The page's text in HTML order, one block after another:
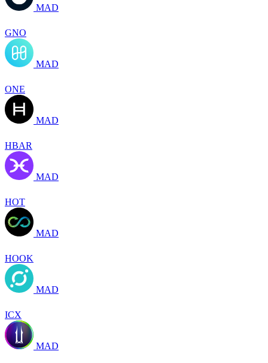
MAD
GNO
MAD
ONE
MAD
HBAR
MAD
HOT
MAD
HOOK
MAD
ICX
MAD